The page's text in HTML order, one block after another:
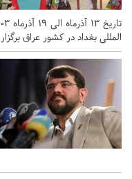
المللی بغداد در کشور عراق